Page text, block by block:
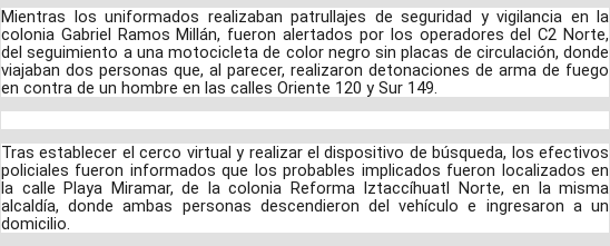
Mientras los uniformados realizaban patrullajes de seguridad y vigilancia en la
colonia Gabriel Ramos Millán, fueron alertados por los operadores del C2 Norte,
del seguimiento a una motocicleta de color negro sin placas de circulación, donde
viajaban dos personas que, al parecer, realizaron detonaciones de arma de fuego
en contra de un hombre en las calles Oriente 120 y Sur 149.
Tras establecer el cerco virtual y realizar el dispositivo de búsqueda, los efectivos
policiales fueron informados que los probables implicados fueron localizados en
la calle Playa Miramar, de la colonia Reforma Iztaccíhuatl Norte, en la misma
alcaldía, donde ambas personas descendieron del vehículo e ingresaron a un
domicilio.